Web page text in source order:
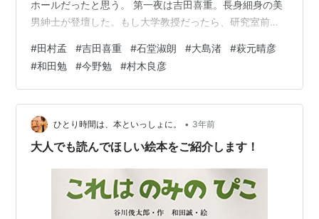
ホールだったと思う。 第一夜は吉田喜重。長身細身の美
男紳士が登壇した。もし大学教授だったら、研究室前に
わせていた。大声で強調することなどなく終始自制的な
口調で、聴衆が理解しようがしまいが云うべきことは云
うといった講演だった。むしろ講義である。 映画監督の
役割、映画の存在理由、フレームを切ることで世界を画
面内と画面外とに二分することの意味合いについて語っ
た。そうか、フレーム内で映画作品を形成すると…
#田村孟 #吉田喜重 #石堂淑朗 #大島渚 #萩元晴彦
#和田勉 #今野勉 #村木良彦
ひとり時間は、本といっしょに。 • 3年前
大人でも読んでほしい絵本をご紹介します！